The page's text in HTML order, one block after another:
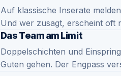
Auf klassische Inserate
Und wer zusagt, erscheint oft
Das Team am Limit
Doppelschichten und
Guten gehen. Der Engpass